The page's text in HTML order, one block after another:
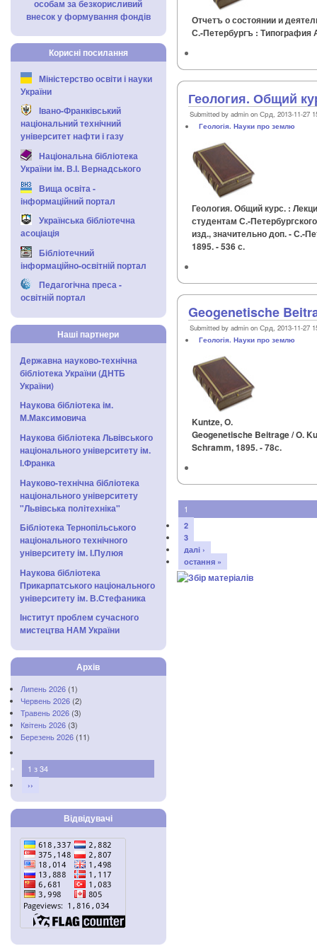
особам за безкорисливий
внесок у формування фондів
Корисні посилання
Міністерство освіти і науки
України
Івано-Франківський
національний технічний
університет нафти і газу
Національна бібліотека
України ім. В.І. Вернадського
Вища освіта -
інформаційний портал
Українська бібліотечна
асоціація
Бібліотечний
інформаційно-освітній портал
Педагогічна преса -
освітній портал
Наші партнери
Державна науково-технічна
бібліотека України (ДНТБ
України)
Наукова бібліотека ім.
М.Максимовича
Наукова бібліотека Львівського
національного університету ім.
І.Франка
Науково-технічна бібліотека
національного університету
"Львівська політехніка"
Бібліотека Тернопільського
національного технічного
університету ім. І.Пулюя
Наукова бібліотека
Прикарпатського національного
університету ім. В.Стефаника
Інститут проблем сучасного
мистецтва НАМ України
Архів
Липень 2026 (1)
Червень 2026 (2)
Травень 2026 (3)
Квітень 2026 (3)
Березень 2026 (11)
1 з 34
››
Відвідувачі
Отчетъ о состоянии и
С.-Петербургъ : Типография
Геология. Общий
Submitted by admin on Срд, 2013-11-27
Геологія. Науки про землю
Геология. Общий курс. :
студентам С.-
изд., значительно доп. - С.-
1895. - 536 с.
Geogenetische
Submitted by admin on Срд, 2013-11-27
Геологія. Науки про землю
Kuntze, O.
Geogenetische Beitrage / O.
Schramm, 1895. - 78с.
1
2
3
далі ›
остання »